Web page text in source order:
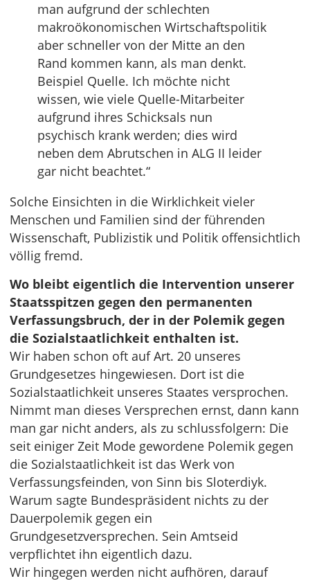
man aufgrund der schlechten
makroökonomischen Wirtschaftspolitik
aber schneller von der Mitte an den
Rand kommen kann, als man denkt.
Beispiel Quelle. Ich möchte nicht
wissen, wie viele Quelle-Mitarbeiter
aufgrund ihres Schicksals nun
psychisch krank werden; dies wird
neben dem Abrutschen in ALG II leider
gar nicht beachtet.“
Solche Einsichten in die Wirklichkeit vieler
Menschen und Familien sind der führenden
Wissenschaft, Publizistik und Politik offensichtlich
völlig fremd.
Wo bleibt eigentlich die Intervention unserer
Staatsspitzen gegen den permanenten
Verfassungsbruch, der in der Polemik gegen
die Sozialstaatlichkeit enthalten ist.
Wir haben schon oft auf Art. 20 unseres
Grundgesetzes hingewiesen. Dort ist die
Sozialstaatlichkeit unseres Staates versprochen.
Nimmt man dieses Versprechen ernst, dann kann
man gar nicht anders, als zu schlussfolgern: Die
seit einiger Zeit Mode gewordene Polemik gegen
die Sozialstaatlichkeit ist das Werk von
Verfassungsfeinden, von Sinn bis Sloterdiyk.
Warum sagte Bundespräsident nichts zu der
Dauerpolemik gegen ein
Grundgesetzversprechen. Sein Amtseid
verpflichtet ihn eigentlich dazu.
Wir hingegen werden nicht aufhören, darauf